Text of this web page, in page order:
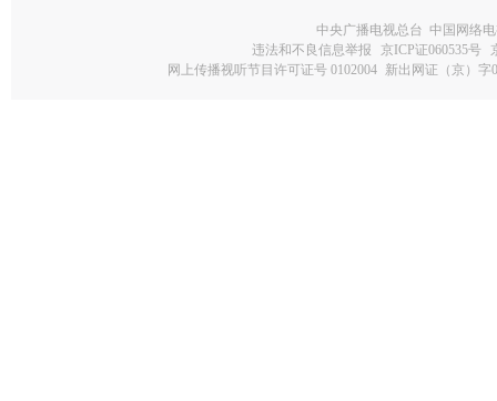
中央广播电视总台 中国网络
违法和不良信息举报
京ICP证060535号
网上传播视听节目许可证号 0102004 新出网证（京）